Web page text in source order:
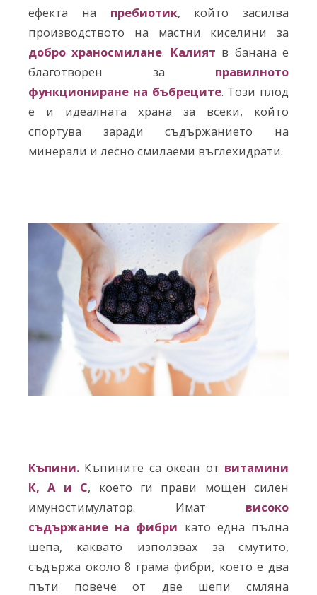
ефекта на пребиотик, който засилва
производството на мастни киселини за
добро храносмилане. Калият в банана е
благотворен за правилното
функциониране на бъбреците. Този плод
е и идеалната храна за всеки, който
спортува заради съдържанието на
минерали и лесно смилаеми въглехидрати.
Къпини. Къпините са океан от витамини
К, А и С, което ги прави мощен силен
имуностимулатор. Имат високо
съдържание на фибри като една пълна
шепа, каквато използвах за смутито,
съдържа около 8 грама фибри, което е два
пъти повече от две шепи смляна